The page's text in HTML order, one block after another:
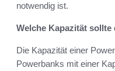
notwendig ist.
Welche Kapazität sollte
Die Kapazität einer
Powerbanks mit einer